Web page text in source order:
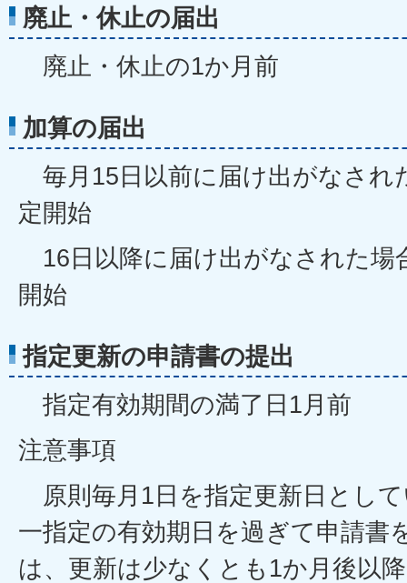
廃止・休止の届出
廃止・休止の1か月前
加算の届出
毎月15日以前に届け出がなされ
定開始
16日以降に届け出がなされた場
開始
指定更新の申請書の提出
指定有効期間の満了日1月前
注意事項
原則毎月1日を指定更新日とし
一指定の有効期日を過ぎて申請書
は、更新は少なくとも1か月後以